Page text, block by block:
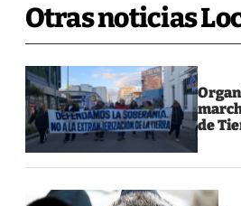
Otras noticias
de